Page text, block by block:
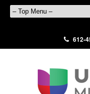
612-